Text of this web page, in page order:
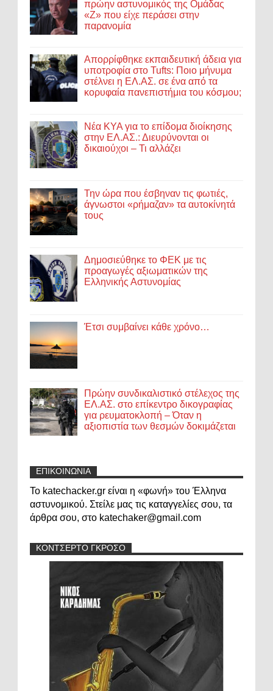
πρώην αστυνομικός της Ομάδας
«Ζ» που είχε περάσει στην
παρανομία
Απορρίφθηκε εκπαιδευτική άδεια για
υποτροφία στο Tufts: Ποιο μήνυμα
στέλνει η ΕΛ.ΑΣ. σε ένα από τα
κορυφαία πανεπιστήμια του κόσμου;
Νέα ΚΥΑ για το επίδομα διοίκησης
στην ΕΛ.ΑΣ.: Διευρύνονται οι
δικαιούχοι – Τι αλλάζει
Την ώρα που έσβηναν τις φωτιές,
άγνωστοι «ρήμαζαν» τα αυτοκίνητά
τους
Δημοσιεύθηκε το ΦΕΚ με τις
προαγωγές αξιωματικών της
Ελληνικής Αστυνομίας
Έτσι συμβαίνει κάθε χρόνο…
Πρώην συνδικαλιστικό στέλεχος της
ΕΛ.ΑΣ. στο επίκεντρο δικογραφίας
για ρευματοκλοπή – Όταν η
αξιοπιστία των θεσμών δοκιμάζεται
ΕΠΙΚΟΙΝΩΝΙΑ
Το katechacker.gr είναι η «φωνή» του Έλληνα
αστυνομικού. Στείλε μας τις καταγγελίες σου, τα
άρθρα σου, στο katechaker@gmail.com
ΚΟΝΤΣΕΡΤΟ ΓΚΡΟΣΟ